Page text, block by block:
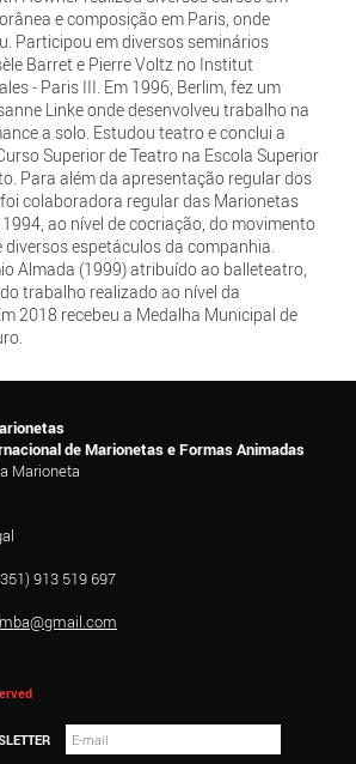
e composição em Paris, onde
Participou em diversos seminários
Barret e Pierre Voltz no Institut
- Paris III. Em 1996, Berlim, fez um
Linke onde desenvolveu trabalho na
a solo. Estudou teatro e conclui a
Superior de Teatro na Escola Superior
Para além da apresentação regular dos
colaboradora regular das Marionetas
ao nível de cocriação, do movimento
diversos espetáculos da companhia.
Almada (1999) atribuído ao balleteatro,
trabalho realizado ao nível da
2018 recebeu a Medalha Municipal de
de Marionetas e Formas Animadas
Marioneta
913 519 697